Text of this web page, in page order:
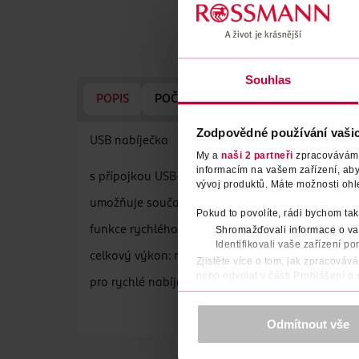
Souhlas
Zodpovědné používání
My a naši 2 partneři
informacím na vašem zařízení,
vývoj produktů. Máte možnosti
Pokud to povolíte, rádi bychom
Shromažďovali informace o
Identifikovali vaše zařízení
Zjistěte více o tom, jak
nebo odvolat v části Prohlášení o
K provozu stránek, personalizaci
prohlášení o
Děkujeme za pochopení. >více o
Odmítnout vše
POPIS POČET VÝROBCE/DODAVATEL
USB nabíječka
s přípojkou USB-C a USB-A
umožňuje současně nabíjet až dva přístroje
funkce rychlého nabíjení PD 3.0
celkový výkon: max.30.0 watt
pro rychlé nabíjení tabletů, mobilních telefonů,